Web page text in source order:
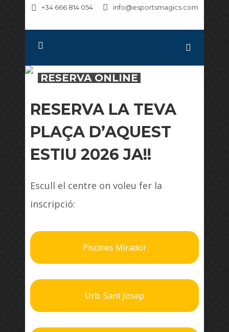
+34 666 814 054 info@esportsmagics.com
RESERVA ONLINE
RESERVA LA TEVA
PLAÇA D’AQUEST
ESTIU 2026 JA!!
Escull el centre on voleu fer la
inscripció:
Piscines Mirador
Urb. Sant Josep